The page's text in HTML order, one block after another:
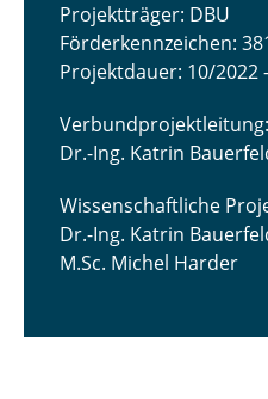
Projektträger: DBU
Förderkennzeichen:
Projektdauer: 10/2022
Verbundprojektleitung:
Dr.-Ing. Katrin
Wissenschaftliche
Dr.-Ing. Katrin
M.Sc. Michel Harder